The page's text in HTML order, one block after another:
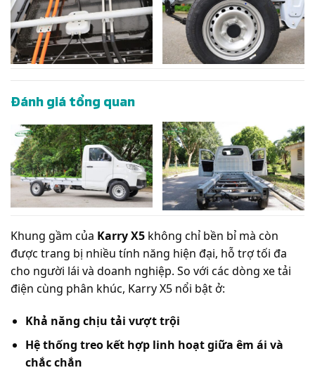
Đánh giá tổng quan
Khung gầm của Karry X5 không chỉ bền bỉ mà còn
được trang bị nhiều tính năng hiện đại, hỗ trợ tối đa
cho người lái và doanh nghiệp. So với các dòng xe tải
điện cùng phân khúc, Karry X5 nổi bật ở:
Khả năng chịu tải vượt trội
Hệ thống treo kết hợp linh hoạt giữa êm ái và
chắc chắn